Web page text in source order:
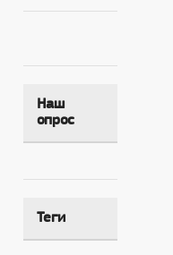
Наш
опрос
Теги